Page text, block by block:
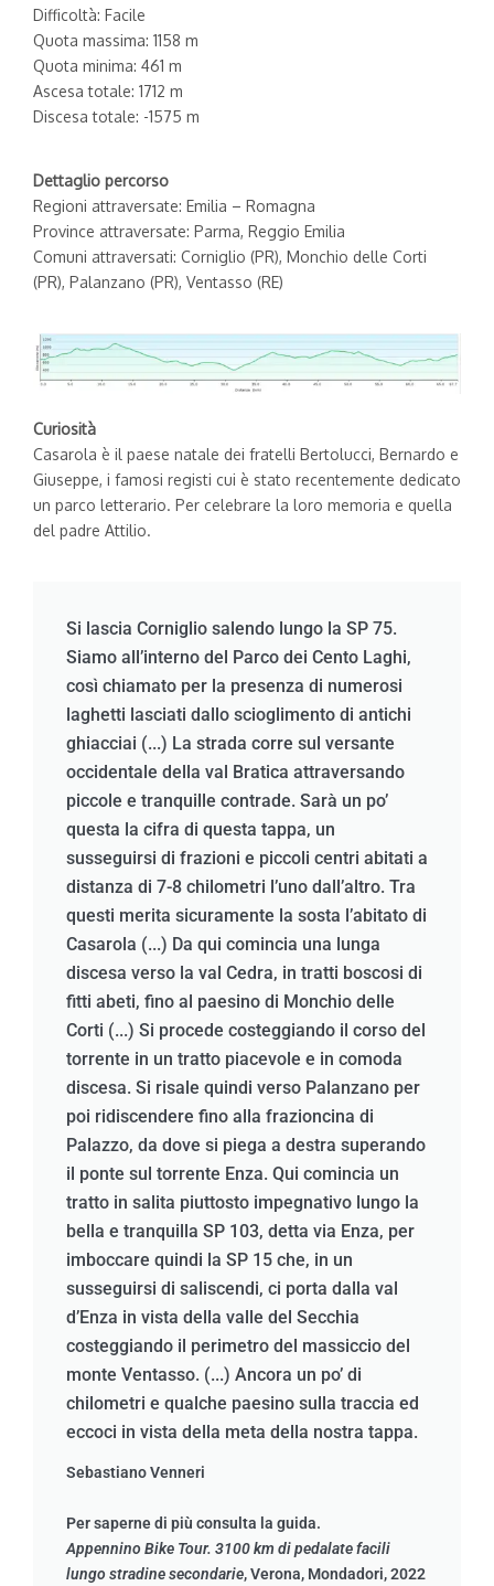
Difficoltà: Facile
Quota massima: 1158 m
Quota minima: 461 m
Ascesa totale: 1712 m
Discesa totale: -1575 m
Dettaglio percorso
Regioni attraversate: Emilia – Romagna
Province attraversate: Parma, Reggio Emilia
Comuni attraversati: Corniglio (PR), Monchio delle Corti
(PR), Palanzano (PR), Ventasso (RE)
Curiosità
Casarola è il paese natale dei fratelli Bertolucci, Bernardo e
Giuseppe, i famosi registi cui è stato recentemente dedicato
un parco letterario. Per celebrare la loro memoria e quella
del padre Attilio.
Si lascia Corniglio salendo lungo la SP 75.
Siamo all’interno del Parco dei Cento Laghi,
così chiamato per la presenza di numerosi
laghetti lasciati dallo scioglimento di antichi
ghiacciai (...) La strada corre sul versante
occidentale della val Bratica attraversando
piccole e tranquille contrade. Sarà un po’
questa la cifra di questa tappa, un
susseguirsi di frazioni e piccoli centri abitati a
distanza di 7-8 chilometri l’uno dall’altro. Tra
questi merita sicuramente la sosta l’abitato di
Casarola (...) Da qui comincia una lunga
discesa verso la val Cedra, in tratti boscosi di
fitti abeti, fino al paesino di Monchio delle
Corti (...) Si procede costeggiando il corso del
torrente in un tratto piacevole e in comoda
discesa. Si risale quindi verso Palanzano per
poi ridiscendere fino alla frazioncina di
Palazzo, da dove si piega a destra superando
il ponte sul torrente Enza. Qui comincia un
tratto in salita piuttosto impegnativo lungo la
bella e tranquilla SP 103, detta via Enza, per
imboccare quindi la SP 15 che, in un
susseguirsi di saliscendi, ci porta dalla val
d’Enza in vista della valle del Secchia
costeggiando il perimetro del massiccio del
monte Ventasso. (...) Ancora un po’ di
chilometri e qualche paesino sulla traccia ed
eccoci in vista della meta della nostra tappa.
Sebastiano Venneri
Per saperne di più consulta la guida.
Appennino Bike Tour. 3100 km di pedalate facili
lungo stradine secondarie, Verona, Mondadori, 2022